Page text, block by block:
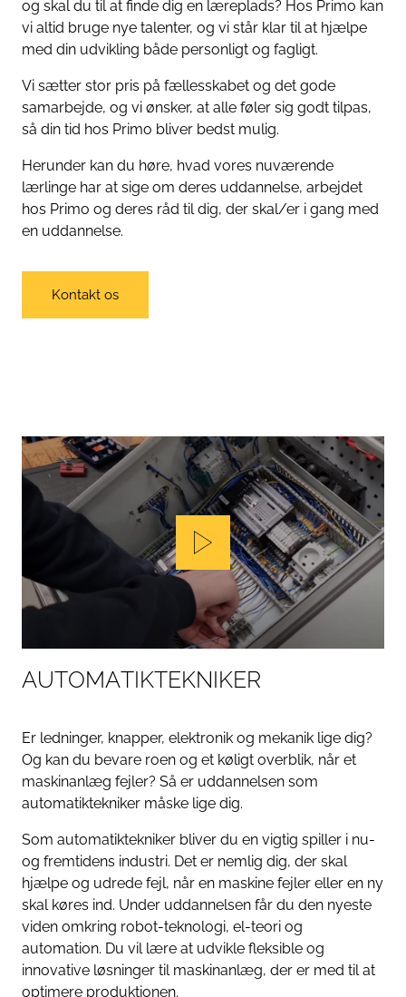
og skal du til at finde dig en læreplads? Hos Primo kan
vi altid bruge nye talenter, og vi står klar til at hjælpe
med din udvikling både personligt og fagligt.
Vi sætter stor pris på fællesskabet og det gode
samarbejde, og vi ønsker, at alle føler sig godt tilpas,
så din tid hos Primo bliver bedst mulig.
Herunder kan du høre, hvad vores nuværende
lærlinge har at sige om deres uddannelse, arbejdet
hos Primo og deres råd til dig, der skal/er i gang med
en uddannelse.
Kontakt os
Play
AUTOMATIKTEKNIKER
Er ledninger, knapper, elektronik og mekanik lige dig?
Og kan du bevare roen og et køligt overblik, når et
maskinanlæg fejler? Så er uddannelsen som
automatiktekniker måske lige dig.
Som automatiktekniker bliver du en vigtig spiller i nu-
og fremtidens industri. Det er nemlig dig, der skal
hjælpe og udrede fejl, når en maskine fejler eller en ny
skal køres ind. Under uddannelsen får du den nyeste
viden omkring robot-teknologi, el-teori og
automation. Du vil lære at udvikle fleksible og
innovative løsninger til maskinanlæg, der er med til at
optimere produktionen.